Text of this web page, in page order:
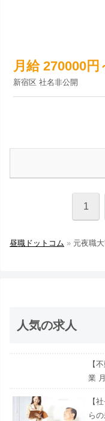
月給 270000円
新宿区 社名非公開
1
昼職ドットコム » 元夜職
人気の求人
【
業
【
ら